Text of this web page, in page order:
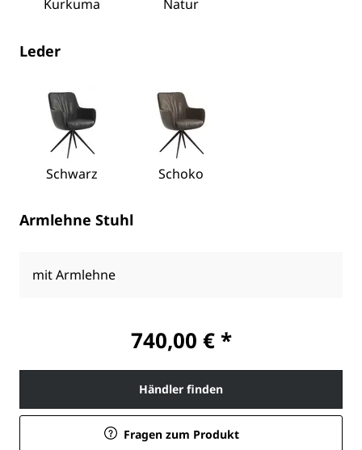
Kurkuma Natur
Leder
Schwarz Schoko
Armlehne Stuhl
mit Armlehne
740,00 € *
Händler finden
Fragen zum Produkt